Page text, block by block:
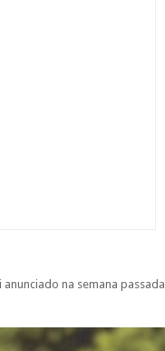
anunciado na semana passada